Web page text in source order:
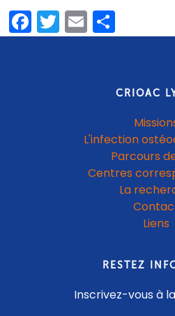
Facebook
Twitter
EmailShare
CRIOAC
L'infection
Parcours
Centres
La
Liens
RESTEZ
Inscrivez-vous à